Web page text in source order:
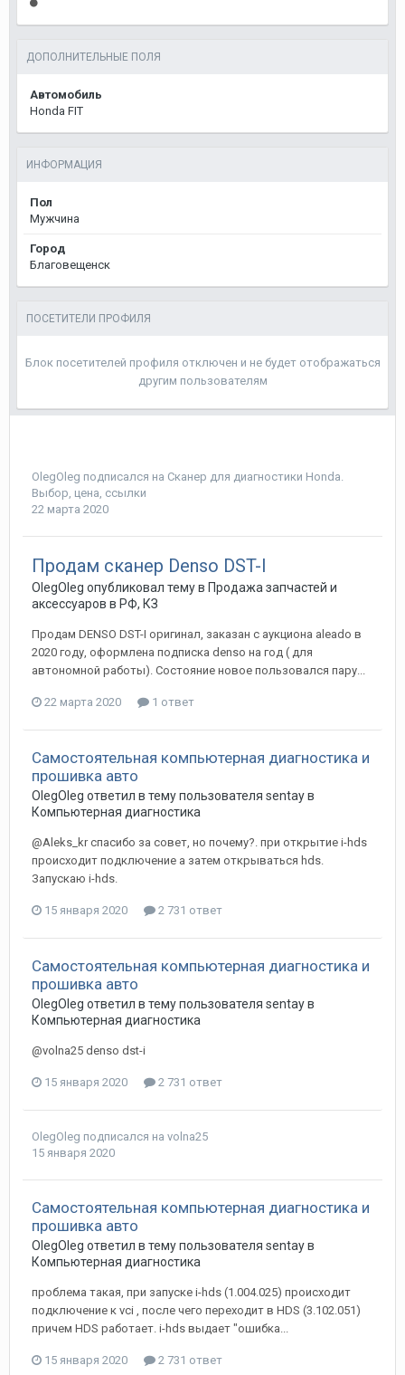
ДОПОЛНИТЕЛЬНЫЕ ПОЛЯ
Автомобиль
Honda FIT
ИНФОРМАЦИЯ
Пол
Мужчина
Город
Благовещенск
ПОСЕТИТЕЛИ ПРОФИЛЯ
Блок посетителей профиля отключен и не будет отображаться
другим пользователям
OlegOleg подписался на Сканер для диагностики Honda.
Выбор, цена, ссылки
22 марта 2020
Продам сканер Denso DST-I
OlegOleg опубликовал тему в Продажа запчастей и
аксессуаров в РФ, КЗ
Продам DENSO DST-I оригинал, заказан с аукциона aleado в
2020 году, оформлена подписка denso на год ( для
автономной работы). Состояние новое пользовался пару...
22 марта 2020 1 ответ
Самостоятельная компьютерная диагностика и
прошивка авто
OlegOleg ответил в тему пользователя sentayв
Компьютерная диагностика
@Aleks_kr спасибо за совет, но почему?. при открытие i-hds
происходит подключение а затем открываться hds.
Запускаю i-hds.
15 января 2020 2 731 ответ
Самостоятельная компьютерная диагностика и
прошивка авто
OlegOleg ответил в тему пользователя sentayв
Компьютерная диагностика
@volna25 denso dst-i
15 января 2020 2 731 ответ
OlegOleg подписался на volna25
15 января 2020
Самостоятельная компьютерная диагностика и
прошивка авто
OlegOleg ответил в тему пользователя sentayв
Компьютерная диагностика
проблема такая, при запуске i-hds (1.004.025) происходит
подключение к vci , после чего переходит в HDS (3.102.051)
причем HDS работает. i-hds выдает "ошибка...
15 января 2020 2 731 ответ